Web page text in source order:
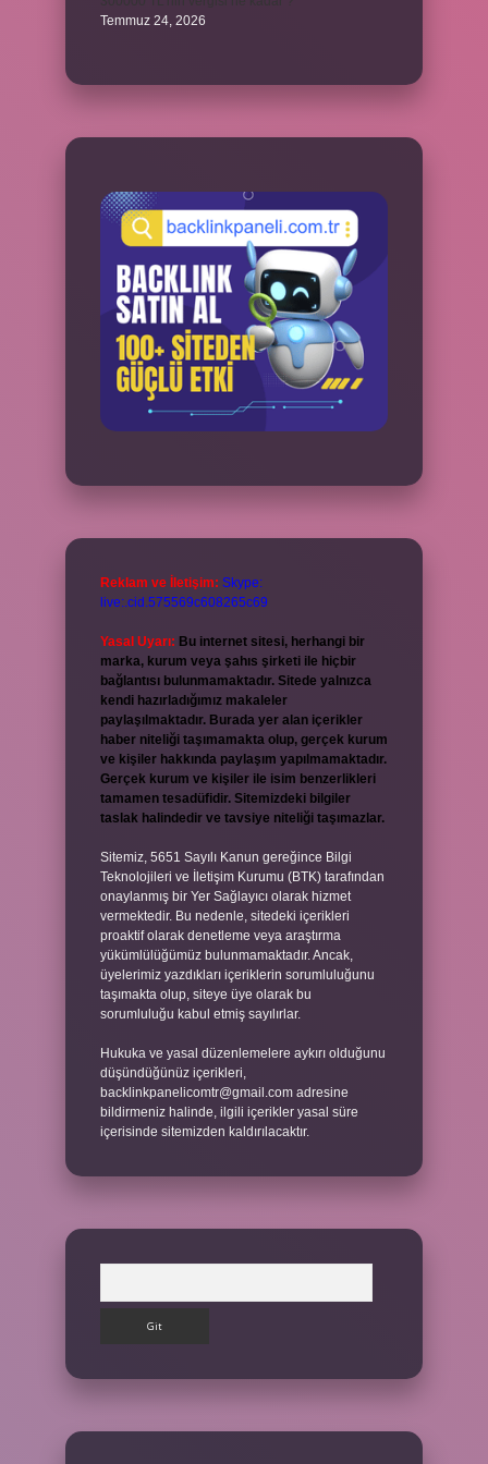
Temmuz 24, 2026
Reklam ve İletişim: Skype:
live:.cid.575569c608265c69
Yasal Uyarı: Bu internet sitesi, herhangi bir
marka, kurum veya şahıs şirketi ile hiçbir
bağlantısı bulunmamaktadır. Sitede yalnızca
kendi hazırladığımız makaleler
paylaşılmaktadır. Burada yer alan içerikler
haber niteliği taşımamakta olup, gerçek kurum
ve kişiler hakkında paylaşım yapılmamaktadır.
Gerçek kurum ve kişiler ile isim benzerlikleri
tamamen tesadüfidir. Sitemizdeki bilgiler
taslak halindedir ve tavsiye niteliği taşımazlar.
Sitemiz, 5651 Sayılı Kanun gereğince Bilgi
Teknolojileri ve İletişim Kurumu (BTK) tarafından
onaylanmış bir Yer Sağlayıcı olarak hizmet
vermektedir. Bu nedenle, sitedeki içerikleri
proaktif olarak denetleme veya araştırma
yükümlülüğümüz bulunmamaktadır. Ancak,
üyelerimiz yazdıkları içeriklerin sorumluluğunu
taşımakta olup, siteye üye olarak bu
sorumluluğu kabul etmiş sayılırlar.
Hukuka ve yasal düzenlemelere aykırı olduğunu
düşündüğünüz içerikleri,
backlinkpanelicomtr@gmail.com adresine
bildirmeniz halinde, ilgili içerikler yasal süre
içerisinde sitemizden kaldırılacaktır.